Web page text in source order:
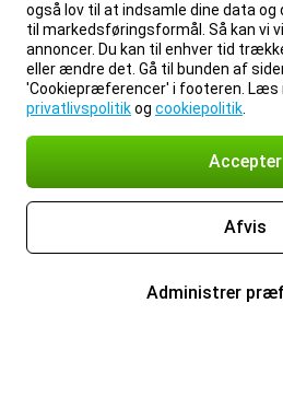
også lov til at indsamle dine data og
til markedsføringsformål. Så kan vi
annoncer. Du kan til enhver tid
eller ændre det. Gå til bunden af
'Cookiepræferencer' i footeren. Læs
privatlivspolitikog cookiepolitik
Accepter
Afvis
Administrer